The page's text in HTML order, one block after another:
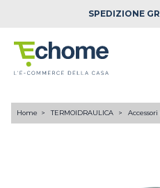
SPEDIZIONE
Home TERMOIDRAULICA